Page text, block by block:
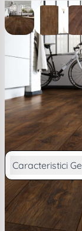
View larger
View
Parchet laminat
M1005
(2)
92,12 RON
PRP 95,80 RON
/
Caracteristici
Vezi descriere
Mod